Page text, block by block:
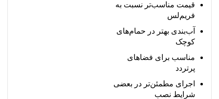
قیمت مناسب‌تر نسبت به
فریم‌لس
آب‌بندی بهتر در حمام‌های
کوچک
مناسب برای فضاهای
پرتردد
اجرای مطمئن‌تر در بعضی
شرایط نصب